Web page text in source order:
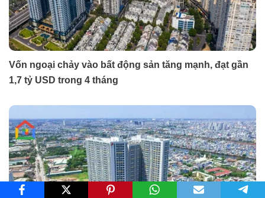
Vốn ngoại chảy vào bất động sản tăng mạnh, đạt gần
1,7 tỷ USD trong 4 tháng